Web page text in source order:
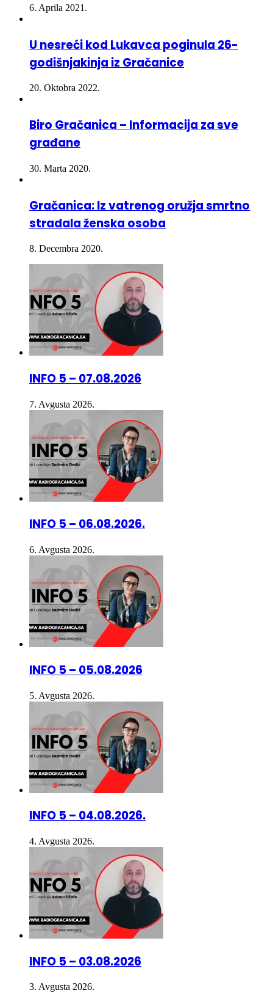
6. Aprila 2021.
U nesreći kod Lukavca poginula 26-
godišnjakinja iz Gračanice
20. Oktobra 2022.
Biro Gračanica – Informacija za sve
građane
30. Marta 2020.
Gračanica: Iz vatrenog oružja smrtno
stradala ženska osoba
8. Decembra 2020.
INFO 5 – 07.08.2026
7. Avgusta 2026.
INFO 5 – 06.08.2026.
6. Avgusta 2026.
INFO 5 – 05.08.2026
5. Avgusta 2026.
INFO 5 – 04.08.2026.
4. Avgusta 2026.
INFO 5 – 03.08.2026
3. Avgusta 2026.